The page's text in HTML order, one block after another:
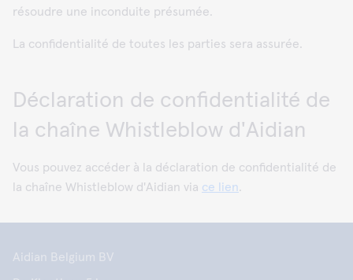
résoudre une inconduite présumée.
La confidentialité de toutes les parties sera assurée.
Déclaration de confidentialité de
la chaîne Whistleblow d'Aidian
Vous pouvez accéder à la déclaration de confidentialité de
la chaîne Whistleblow d'Aidian via ce lien.
Aidian Belgium BV